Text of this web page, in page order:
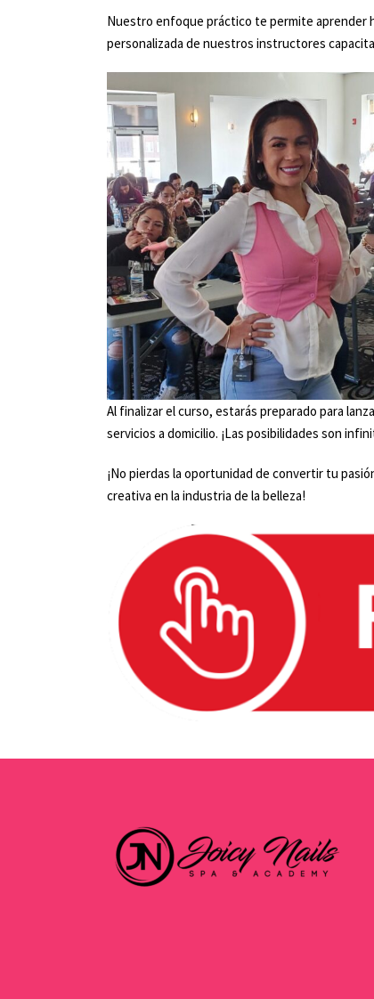
Nuestro enfoque práctico te permite aprender
personalizada de nuestros instructores
Al finalizar el curso, estarás preparado para
servicios a domicilio. ¡Las posibilidades son
¡No pierdas la oportunidad de convertir tu
creativa en la industria de la belleza!